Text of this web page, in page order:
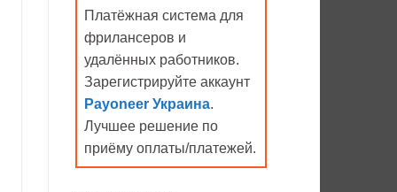
Платёжная система для
фрилансеров и
удалённых работников.
Зарегистрируйте аккаунт
Payoneer Украина.
Лучшее решение по
приёму оплаты/платежей.